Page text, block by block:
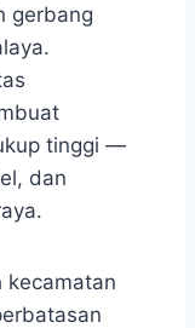
gerbang
tinggi —
dan
kecamatan